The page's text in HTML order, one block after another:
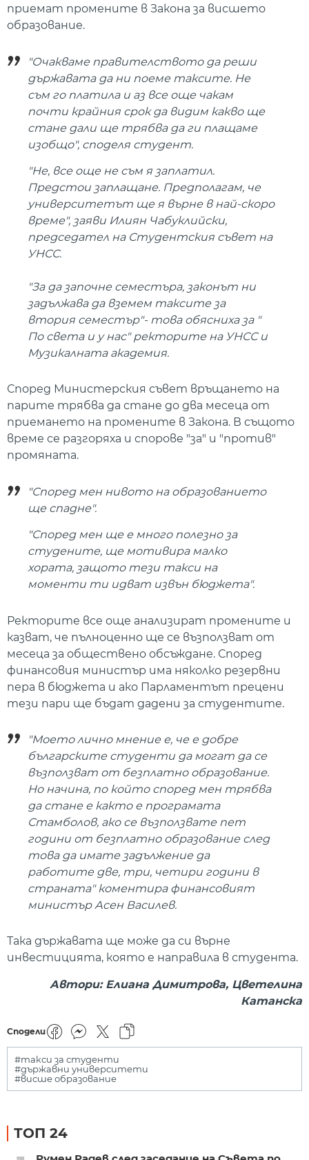
приемат промените в Закона за висшето
образование.
"Очакваме правителството да реши
държавата да ни поеме таксите. Не
съм го платила и аз все още чакам
почти крайния срок да видим какво ще
стане дали ще трябва да ги плащаме
изобщо", споделя студент.
"Не, все още не съм я заплатил.
Предстои заплащане. Предполагам, че
университетът ще я върне в най-скоро
време", заяви Илиян Чабуклийски,
председател на Студентския съвет на
УНСС.
"За да започне семестъра, законът ни
задължава да вземем таксите за
втория семестър"- това обясниха за "
По света и у нас" ректорите на УНСС и
Музикалната академия.
Според Министерския съвет връщането на
парите трябва да стане до два месеца от
приемането на промените в Закона. В същото
време се разгоряха и спорове "за" и "против"
промяната.
"Според мен нивото на образованието
ще спадне".
"Според мен ще е много полезно за
студените, ще мотивира малко
хората, защото тези такси на
моменти ти идват извън бюджета".
Ректорите все още анализират промените и
казват, че пълноценно ще се възползват от
месеца за обществено обсъждане. Според
финансовия министър има няколко резервни
пера в бюджета и ако Парламентът прецени
тези пари ще бъдат дадени за студентите.
"Моето лично мнение е, че е добре
българските студенти да могат да се
възползват от безплатно образование.
Но начина, по който според мен трябва
да стане е както е програмата
Стамболов, ако се възползвате пет
години от безплатно образование след
това да имате задължение да
работите две, три, четири години в
страната" коментира финансовият
министър Асен Василев.
Така държавата ще може да си върне
инвестицията, която е направила в студента.
Автори: Елиана Димитрова, Цветелина
Катанска
Сподели
#такси за студенти
#държавни университети
#висше образование
ТОП 24